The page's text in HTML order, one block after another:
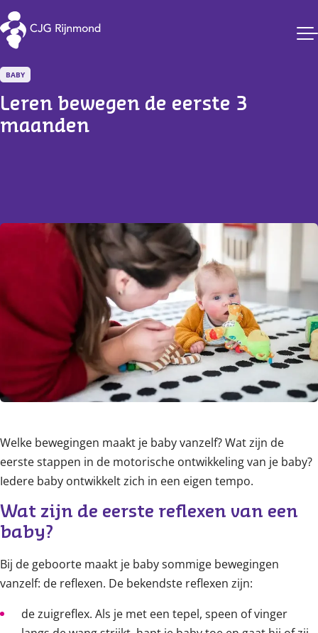
CJG Rijnmond
BABY
Leren bewegen de eerste 3
maanden
Welke bewegingen maakt je baby vanzelf? Wat zijn de
eerste stappen in de motorische ontwikkeling van je baby?
Iedere baby ontwikkelt zich in een eigen tempo.
Wat zijn de eerste reflexen van een
baby?
Bij de geboorte maakt je baby sommige bewegingen
vanzelf: de reflexen. De bekendste reflexen zijn:
de zuigreflex. Als je met een tepel, speen of vinger